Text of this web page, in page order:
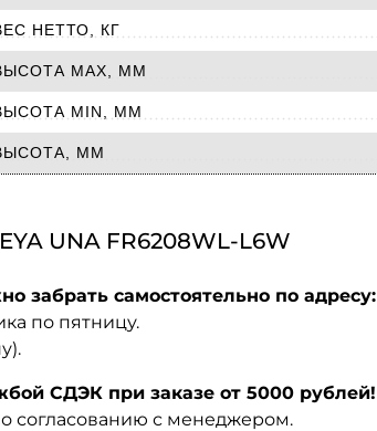
НЕТТО, КГ
MAX, ММ
MIN, ММ
ММ
UNA FR6208WL-L6W
забрать самостоятельно по адресу:
по пятницу.
СДЭК при заказе от 5000 рублей!
согласованию с менеджером.